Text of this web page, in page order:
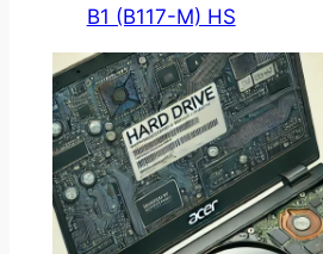
B1 (B117-M) HS